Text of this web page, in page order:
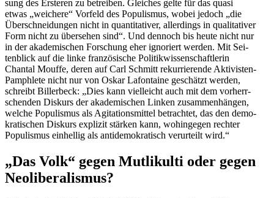
sung des Ers­te­ren zu betrei­ben. Glei­ches gelte für das quasi
etwas „wei­chere“ Vorfeld des Popu­lis­mus, wobei jedoch „die
Über­schnei­dun­gen nicht in quan­ti­ta­ti­ver, aller­dings in qua­li­ta­ti­ver
Form nicht zu über­se­hen sind“. Und dennoch bis heute nicht nur
in der aka­de­mi­schen For­schung eher igno­riert werden. Mit Sei­
ten­blick auf die linke fran­zö­si­sche Poli­tik­wis­sen­schaft­le­rin
Chantal Mouffe, deren auf Carl Schmitt rekur­rie­rende Akti­­vis­ten-
Pam­phlete nicht nur von Oskar Lafon­taine geschätzt werden,
schreibt Bil­ler­beck: „Dies kann viel­leicht auch mit dem vor­herr­
schen­den Diskurs der aka­de­mi­schen Linken zusam­men­hän­gen,
welche Popu­lis­mus als Agi­ta­ti­ons­mit­tel betrach­tet, das den demo­
kra­ti­schen Diskurs expli­zit stärken kann, wohin­ge­gen rechter
Popu­lis­mus ein­hel­lig als anti­de­mo­kra­tisch ver­ur­teilt wird.“
„Das Volk“ gegen Mut­li­kulti oder gegen
Neoliberalismus?